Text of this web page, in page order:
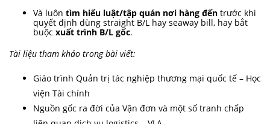
Và luôn tìm hiểu luật/tập quán nơi hàng đến trước khi
quyết định dùng straight B/L hay seaway bill, hay bắt
buộc xuất trình B/L gốc.
Tài liệu tham khảo trong bài viết:
Giáo trình Quản trị tác nghiệp thương mại quốc tế – Học
viện Tài chính
Nguồn gốc ra đời của Vận đơn và một số tranh chấp